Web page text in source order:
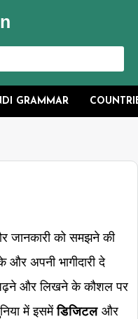
GRAMMAR
जानकारी को समझने की
अपनी भागीदारी दे
और लिखने के कौशल पर
में इसमेंडिजिटल और